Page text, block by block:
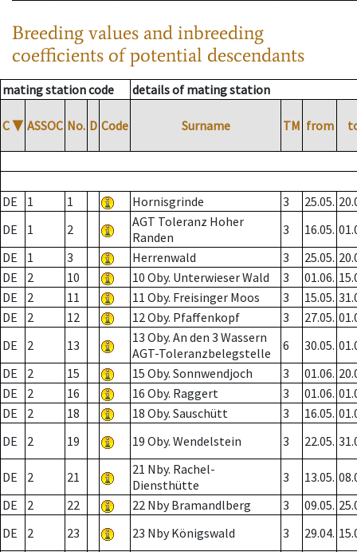
Breeding values and inbreeding
coefficients of potential descendants
mating station code details of mating station
C ▼ ASSOC No. D Code Surname TM from
DE 1 1 Hornisgrinde 3 25.05.
DE
1 2
AGT Toleranz Hoher
Randen
3 16.05.
DE
1 3 Herrenwald 3 25.05.
DE
2 10 10 Oby. Unterwieser Wald 3 01.06.
DE
2 11 11 Oby. Freisinger Moos 3 15.05.
DE
2 12 12 Oby. Pfaffenkopf 3 27.05.
DE
2 13
13 Oby. An den 3 Wassern
AGT-Toleranzbelegstelle
6 30.05.
DE
2 15 15 Oby. Sonnwendjoch 3 01.06.
DE
2 16 16 Oby. Raggert 3 01.06.
DE
2 18 18 Oby. Sauschütt 3 16.05.
DE
2 19 19 Oby. Wendelstein 3 22.05.
DE 2 21
21 Nby. Rachel-
Diensthütte
3 13.05.
DE
2 22 22 Nby Bramandlberg 3 09.05.
DE
2 23 23 Nby Königswald 3 29.04.